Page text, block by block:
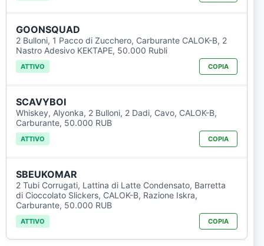
GOONSQUAD
2 Bulloni, 1 Pacco di Zucchero, Carburante CALOK-B, 2
Nastro Adesivo KEKTAPE, 50.000 Rubli
ATTIVO COPIA
SCAVYBOI
Whiskey, Alyonka, 2 Bulloni, 2 Dadi, Cavo, CALOK-B,
Carburante, 50.000 RUB
ATTIVO COPIA
SBEUKOMAR
2 Tubi Corrugati, Lattina di Latte Condensato, Barretta
di Cioccolato Slickers, CALOK-B, Razione Iskra,
Carburante, 50.000 RUB
ATTIVO COPIA